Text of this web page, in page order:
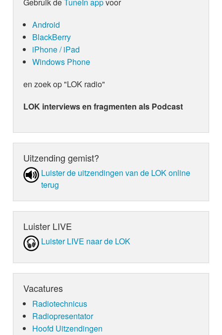
Gebruik deTuneIn appvoor
Android
BlackBerry
iPhone / iPad
Windows Phone
en zoek op "LOK radio"
LOK interviews en fragmenten als Podcast
Uitzending gemist?
Luister de uit­zen­din­gen van de LOK online
terug
Luister LIVE
Luister LIVE naar de LOK
Vacatures
Radiotechnicus
Radiopresentator
Hoofd Uitzendingen